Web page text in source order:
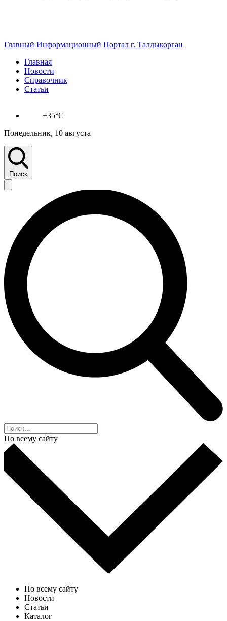
Главный Информационный Портал г. Талдыкорган
Главная
Новости
Справочник
Статьи
+35°C
Понедельник, 10 августа
Поиск
По всему сайту
По всему сайту
Новости
Статьи
Каталог